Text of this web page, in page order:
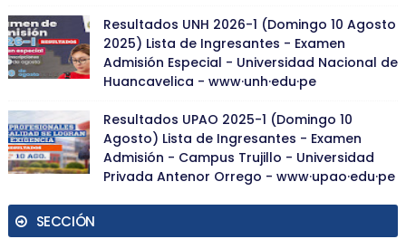
Resultados UNH 2026-1 (Domingo 10 Agosto
2025) Lista de Ingresantes - Examen
Admisión Especial - Universidad Nacional de
Huancavelica - www·unh·edu·pe
Resultados UPAO 2025-1 (Domingo 10
Agosto) Lista de Ingresantes - Examen
Admisión - Campus Trujillo - Universidad
Privada Antenor Orrego - www·upao·edu·pe
SECCIÓN